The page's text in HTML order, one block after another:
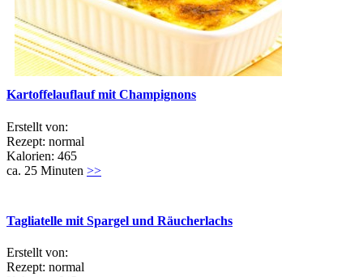
Kartoffelauflauf mit Champignons
Erstellt von:
Rezept: normal
Kalorien: 465
ca. 25 Minuten >>
Tagliatelle mit Spargel und Räucherlachs
Erstellt von:
Rezept: normal